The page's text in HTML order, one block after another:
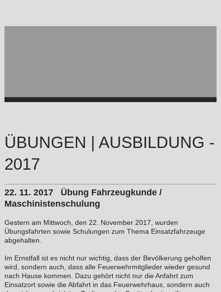
ÜBUNGEN | AUSBILDUNG -
2017
22. 11. 2017 Übung Fahrzeugkunde /
Maschinistenschulung
Gestern am Mittwoch, den 22. November 2017, wurden
Übungsfahrten sowie Schulungen zum Thema Einsatzfahrzeuge
abgehalten.
Im Ernstfall ist es nicht nur wichtig, dass der Bevölkerung geholfen
wird, sondern auch, dass alle Feuerwehrmitglieder wieder gesund
nach Hause kommen. Dazu gehört nicht nur die Anfahrt zum
Einsatzort sowie die Abfahrt in das Feuerwehrhaus, sondern auch